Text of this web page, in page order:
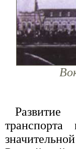
транспорта